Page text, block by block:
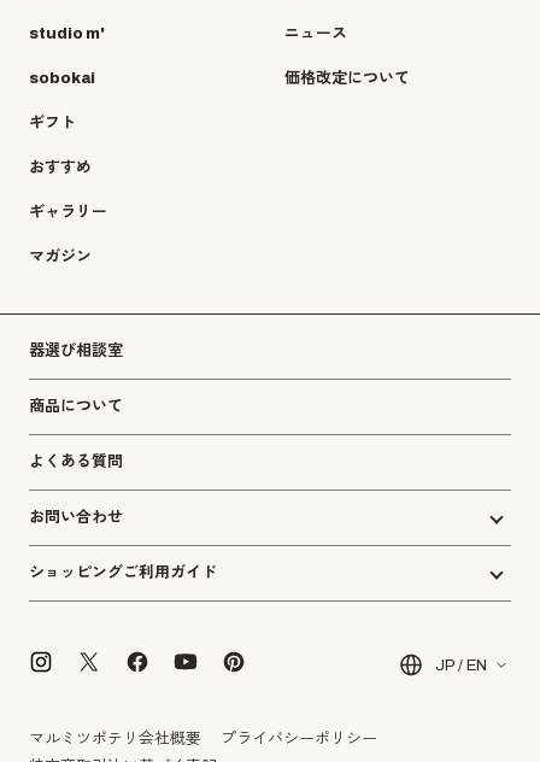
studio m'
sobokai
ギフト
おすすめ
ギャラリー
マガジン
ニュース
価格改定について
器選び相談室
商品について
よくある質問
お問い合わせ
ショッピングご利用ガイド
JP / EN
マルミツポテリ会社概要
プライバシーポリシー